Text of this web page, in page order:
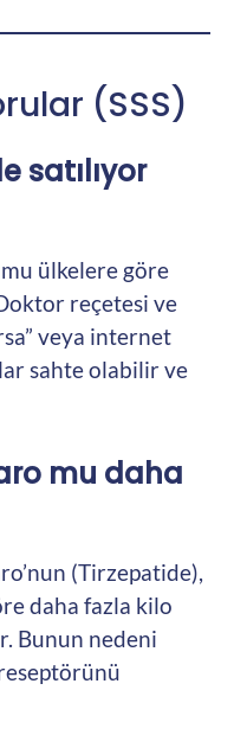
(SSS)
satılıyor
ülkelere göre
reçetesi ve
veya internet
sahte olabilir ve
mu daha
(Tirzepatide),
daha fazla kilo
Bunun nedeni